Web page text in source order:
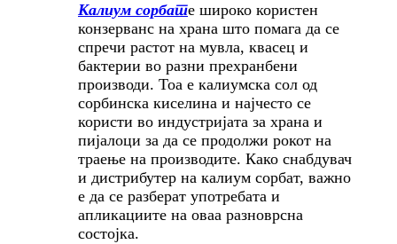
Калиум сорбате широко користен
конзерванс на храна што помага да се
спречи растот на мувла, квасец и
бактерии во разни прехранбени
производи. Тоа е калиумска сол од
сорбинска киселина и најчесто се
користи во индустријата за храна и
пијалоци за да се продолжи рокот на
траење на производите. Како снабдувач
и дистрибутер на калиум сорбат, важно
е да се разберат употребата и
апликациите на оваа разноврсна
состојка.